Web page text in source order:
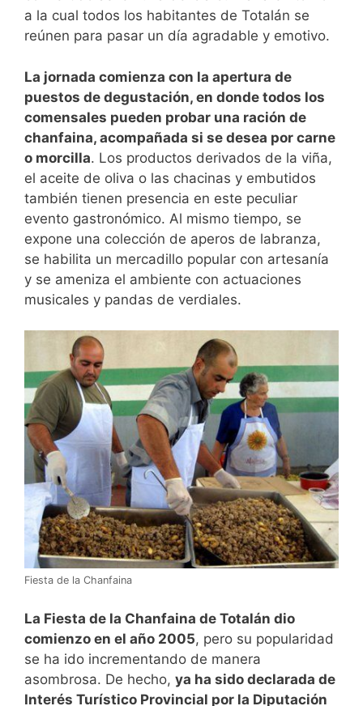
a la cual todos los habitantes de Totalán se
reúnen para pasar un día agradable y emotivo.
La jornada comienza con la apertura de
puestos de degustación, en donde todos los
comensales pueden probar una ración de
chanfaina, acompañada si se desea por carne
o morcilla. Los productos derivados de la viña,
el aceite de oliva o las chacinas y embutidos
también tienen presencia en este peculiar
evento gastronómico. Al mismo tiempo, se
expone una colección de aperos de labranza,
se habilita un mercadillo popular con artesanía
y se ameniza el ambiente con actuaciones
musicales y pandas de verdiales.
Fiesta de la Chanfaina
La Fiesta de la Chanfaina de Totalán dio
comienzo en el año 2005, pero su popularidad
se ha ido incrementando de manera
asombrosa. De hecho, ya ha sido declarada de
Interés Turístico Provincial por la Diputación